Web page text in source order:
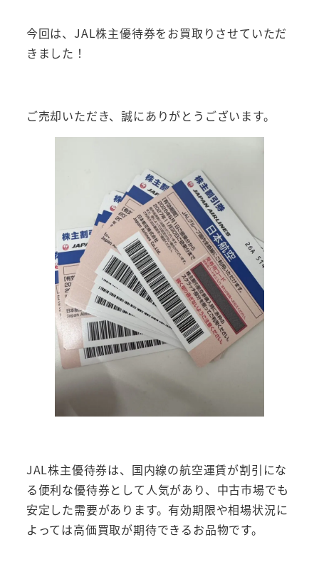
今回は、JAL株主優待券をお買取りさせていただ
きました！
ご売却いただき、誠にありがとうございます。
JAL株主優待券は、国内線の航空運賃が割引にな
る便利な優待券として人気があり、中古市場でも
安定した需要があります。有効期限や相場状況に
よっては高価買取が期待できるお品物です。